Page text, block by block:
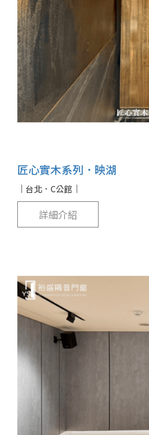
匠心實木系列．映湖
｜台北．C公館｜
詳細介紹